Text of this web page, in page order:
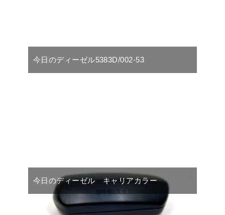
今日のディーゼル5383D/002-53
今日のディーゼル キャリアカラー